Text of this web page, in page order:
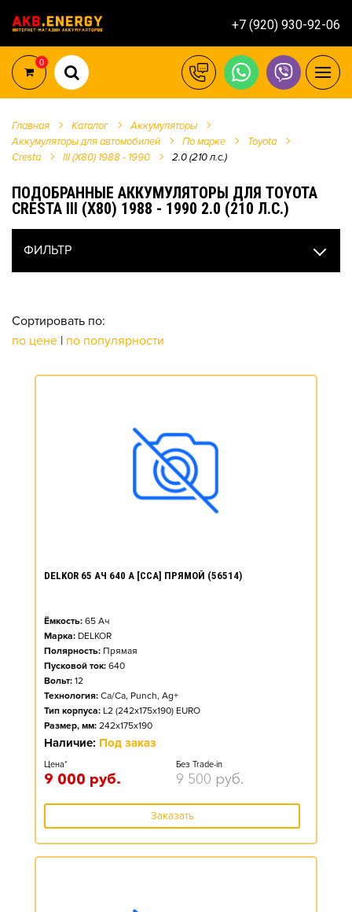
+7 (920) 930-92-06
0
Главная Каталог
Аккумуляторы
Аккумуляторы для автомобилей
По марке
Toyota
Cresta
III (X80) 1988 - 1990 2.0 (210 л.с.)
ПОДОБРАННЫЕ АККУМУЛЯТОРЫ ДЛЯ TOYOTA
CRESTA III (X80) 1988 - 1990 2.0 (210 Л.С.)
ФИЛЬТР
Сортировать по:
по цене | по популярности
DELKOR 65 АЧ 640 А [CCA] ПРЯМОЙ (56514)
Ёмкость: 65 Ач
Марка: DELKOR
Полярность: Прямая
Пусковой ток: 640
Вольт: 12
Технология: Ca/Ca, Punch, Ag+
Тип корпуса: L2 (242x175x190) EURO
Размер, мм: 242x175x190
Наличие: Под заказ
Цена*
9 000 руб.
Без Trade-in
9 500 руб.
Заказать